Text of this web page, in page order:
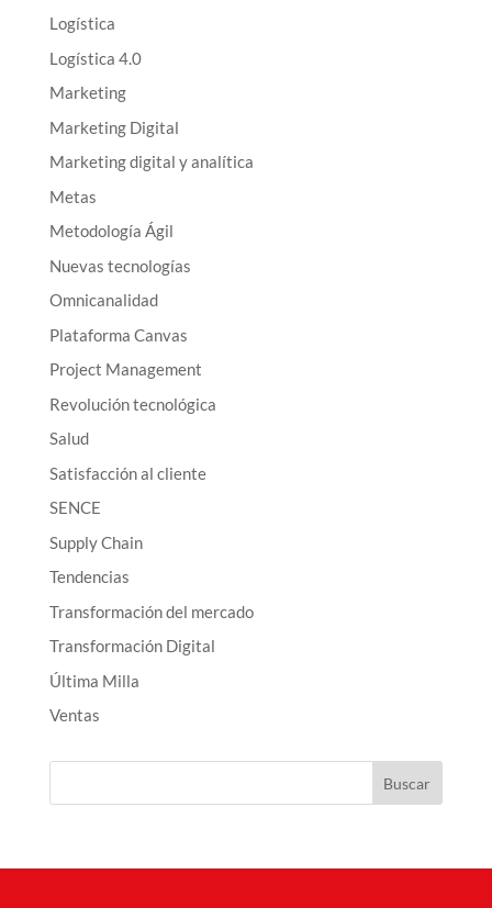
Logística
Logística 4.0
Marketing
Marketing Digital
Marketing digital y analítica
Metas
Metodología Ágil
Nuevas tecnologías
Omnicanalidad
Plataforma Canvas
Project Management
Revolución tecnológica
Salud
Satisfacción al cliente
SENCE
Supply Chain
Tendencias
Transformación del mercado
Transformación Digital
Última Milla
Ventas
Buscar